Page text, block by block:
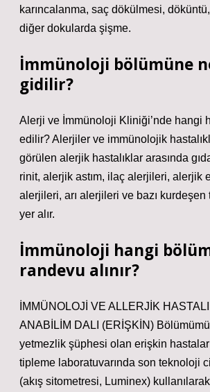
karıncalanma, saç dökülmesi,
diğer dokularda şişme.
İmmünoloji bölümüne
gidilir?
Alerji ve İmmünoloji Kliniği’nde hangi
edilir? Alerjiler ve immünolojik
görülen alerjik hastalıklar arasında
rinit, alerjik astım, ilaç alerjileri, alerjik
alerjileri, arı alerjileri ve bazı
yer alır.
İmmünoloji hangi
randevu alınır?
İMMÜNOLOJİ VE ALLERJİK
ANABİLİM DALI (ERİŞKİN)
yetmezlik şüphesi olan erişkin
tipleme laboratuvarında son teknoloji
(akış sitometresi, Luminex)